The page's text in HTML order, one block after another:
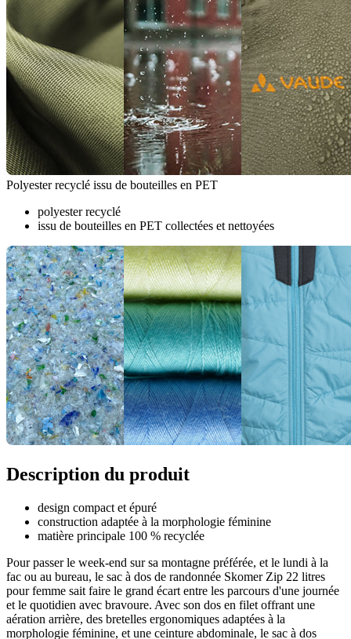
Polyester recyclé issu de bouteilles en PET
polyester recyclé
issu de bouteilles en PET collectées et nettoyées
Description du produit
design compact et épuré
construction adaptée à la morphologie féminine
matière principale 100 % recyclée
Pour passer le week-end sur sa montagne préférée, et le lundi à la
fac ou au bureau, le sac à dos de randonnée Skomer Zip 22 litres
pour femme sait faire le grand écart entre les parcours d'une journée
et le quotidien avec bravoure. Avec son dos en filet offrant une
aération arrière, des bretelles ergonomiques adaptées à la
morphologie féminine, et une ceinture abdominale, le sac à dos